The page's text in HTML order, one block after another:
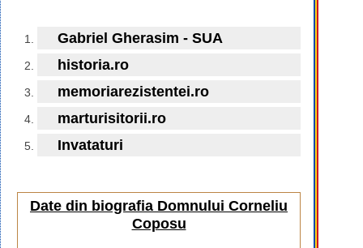
Gabriel Gherasim - SUA
historia.ro
memoriarezistentei.ro
marturisitorii.ro
Invataturi
Date din biografia Domnului Corneliu
Coposu